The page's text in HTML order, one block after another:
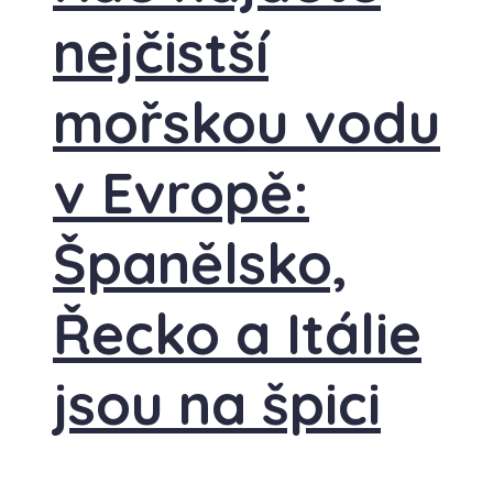
nejčistší
mořskou vodu
v Evropě:
Španělsko,
Řecko a Itálie
jsou na špici